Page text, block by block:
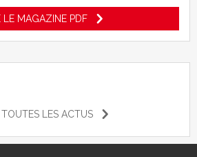
LE MAGAZINE PDF
LES ACTUS